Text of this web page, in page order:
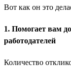
Вот как он это
1. Помогает вам
работодателей
Количество